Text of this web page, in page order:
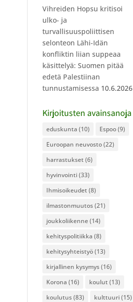
Vihreiden Hopsu kritisoi
ulko- ja
turvallisuuspoliittisen
selonteon Lähi-Idän
konfliktin liian suppeaa
käsittelyä: Suomen pitää
edetä Palestiinan
tunnustamisessa 10.6.2026
Kirjoitusten avainsanoja
eduskunta (10) Espoo(9)
Euroopan neuvosto(22)
harrastukset (6)
hyvinvointi(33)
Ihmisoikeudet (8)
ilmastonmuutos(21)
joukkoliikenne(14)
kehityspolitiikka (8)
kehitysyhteistyö(13)
kirjallinen kysymys(16)
Korona (16) koulut (13)
koulutus(83) kulttuuri(15)